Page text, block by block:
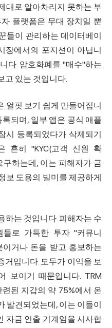
대로 알아차리지 못하는 부
플랫폼은 무대 장치일 뿐
들이 관리하는 데이터베이
장에서의 포지션이 아닙니
다. 암호화폐를 "매수"하는
고 있는 것입니다.
얼핏 보기 쉽게 만들어집니
되며, 일부 앱은 공식 애플
시 등록되었다가 삭제되기
흔히 "KYC(고객 신원 확
하는데, 이는 피해자가 금
보 도용의 빌미를 제공하게
하는 것입니다. 피해자는 수
로 가득한 투자 "커뮤니
거나 돈을 받고 홍보하는
거입니다. 모두가 이익을 보
보이기 때문입니다. TRM
된 지갑의 약 75%에서 온
발견되었는데, 이는 이들이
자금 인출 기계임을 시사합